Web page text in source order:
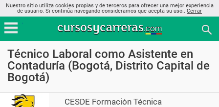
Nuestro sitio utiliza cookies propias y de terceros para ofrecer una mejor experiencia
de usuario. Si continúa navegando consideramos que acepta su uso.. Cerrar
Técnico Laboral como Asistente en
Contaduría (Bogotá, Distrito Capital de
Bogotá)
CESDE Formación Técnica